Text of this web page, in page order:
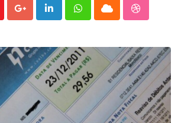
Google+LinkedInWhatsappCloud